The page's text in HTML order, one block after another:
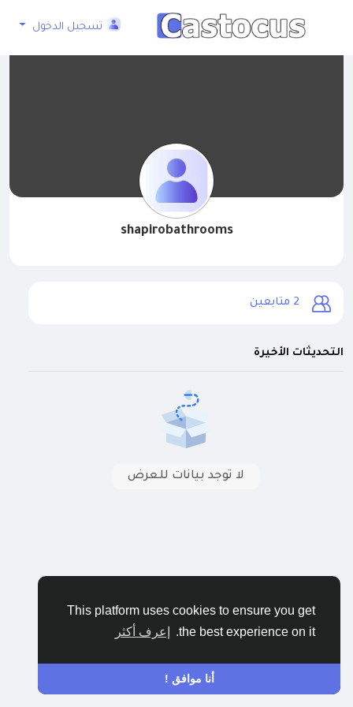
This platform uses cookies to ensure you get
the best experience on it.
إعرف أكثر
أنا موافق !
تسجيل الدخول
shapirobathrooms
2 متابعين
التحديثات الأخيرة
لا توجد بيانات للعرض